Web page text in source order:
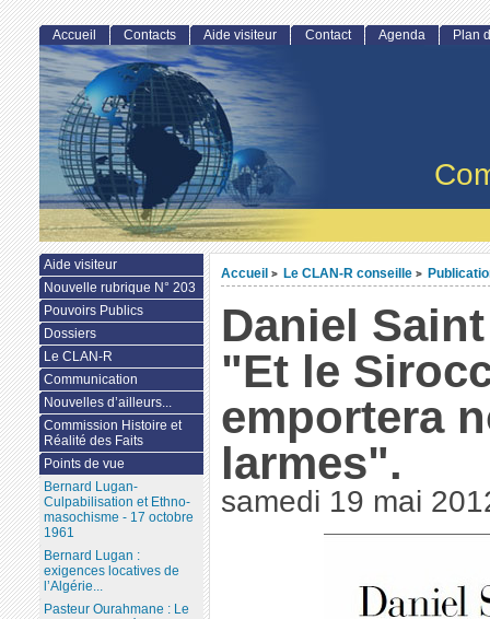
Accueil > Le CLAN-R conseille >
Daniel
"Et le
emportera
larmes".
samedi 19 mai
Accueil Contacts Aide visiteur Contact Agenda Plan
Aide visiteur
Nouvelle rubrique N° 203
Pouvoirs Publics
Dossiers
Le CLAN-R
Communication
Nouvelles d’ailleurs...
Commission Histoire et
Réalité des Faits
Points de vue
Bernard Lugan-
Culpabilisation et Ethno-
masochisme - 17 octobre
1961
Bernard Lugan :
exigences locatives de
l’Algérie...
Pasteur Ourahmane : Le